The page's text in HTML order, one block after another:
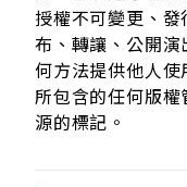
授權不可變更、
布、轉讓、公開
何方法提供他人
所包含的任何版
源的標記。